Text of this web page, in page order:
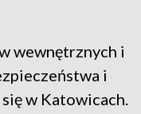
wewnętrznych i
i
w Katowicach.